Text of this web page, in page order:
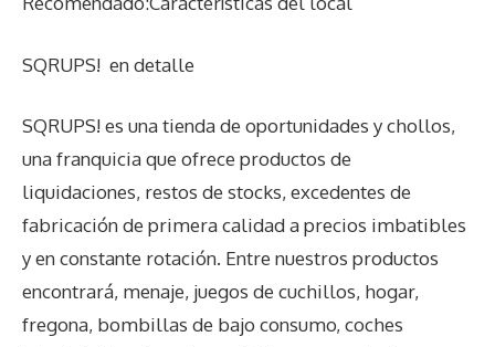
SQRUPS! en detalle
SQRUPS! es una tienda de oportunidades y chollos,
una franquicia que ofrece productos de
liquidaciones, restos de stocks, excedentes de
fabricación de primera calidad a precios imbatibles
y en constante rotación. Entre nuestros productos
encontrará, menaje, juegos de cuchillos, hogar,
fregona, bombillas de bajo consumo, coches